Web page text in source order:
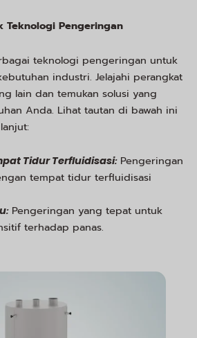
Teknologi Pengeringan
teknologi pengeringan untuk
industri. Jelajahi perangkat
lain dan temukan solusi yang
Anda. Lihat tautan di bawah ini
Tidur Terfluidisasi:Pengeringan
tempat tidur terfluidisasi
:Pengeringan yang tepat untuk
terhadap panas.